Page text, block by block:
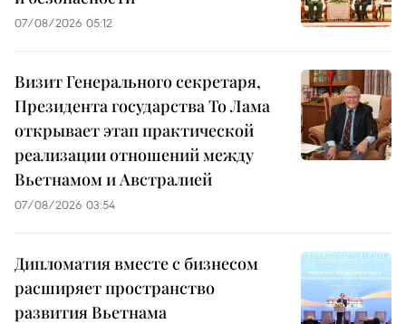
07/08/2026 05:12
Визит Генерального секретаря,
Президента государства То Лама
открывает этап практической
реализации отношений между
Вьетнамом и Австралией
07/08/2026 03:54
Дипломатия вместе с бизнесом
расширяет пространство
развития Вьетнама